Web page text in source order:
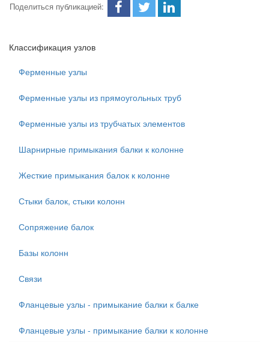
Поделиться публикацией:
Классификация узлов
Ферменные узлы
Ферменные узлы из прямоугольных труб
Ферменные узлы из трубчатых элементов
Шарнирные примыкания балки к колонне
Жесткие примыкания балок к колонне
Стыки балок, стыки колонн
Сопряжение балок
Базы колонн
Связи
Фланцевые узлы - примыкание балки к балке
Фланцевые узлы - примыкание балки к колонне